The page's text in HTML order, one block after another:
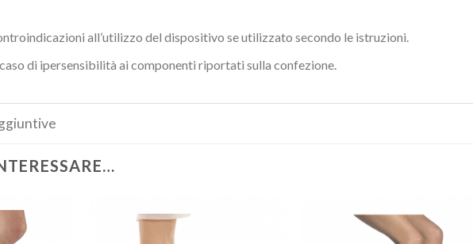
all’utilizzo del dispositivo se utilizzato secondo le istruzioni.
di ipersensibilità ai componenti riportati sulla confezione.